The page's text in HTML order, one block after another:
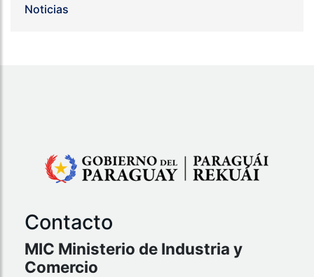
Noticias
Contacto
MIC Ministerio de Industria y
Comercio